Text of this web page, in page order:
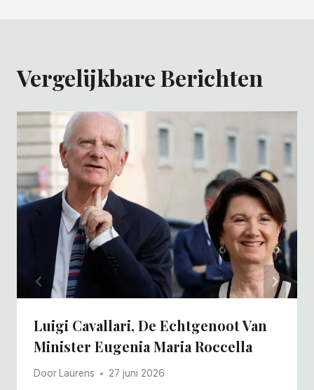
Vergelijkbare Berichten
Luigi Cavallari, De Echtgenoot Van
Minister Eugenia Maria Roccella
Door Laurens 27 juni 2026